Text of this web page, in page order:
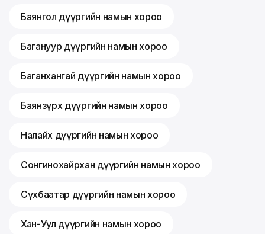
Баянгол дүүргийн намын хороо
Багануур дүүргийн намын хороо
Баганхангай дүүргийн намын хороо
Баянзүрх дүүргийн намын хороо
Налайх дүүргийн намын хороо
Сонгинохайрхан дүүргийн намын хороо
Сүхбаатар дүүргийн намын хороо
Хан-Уул дүүргийн намын хороо